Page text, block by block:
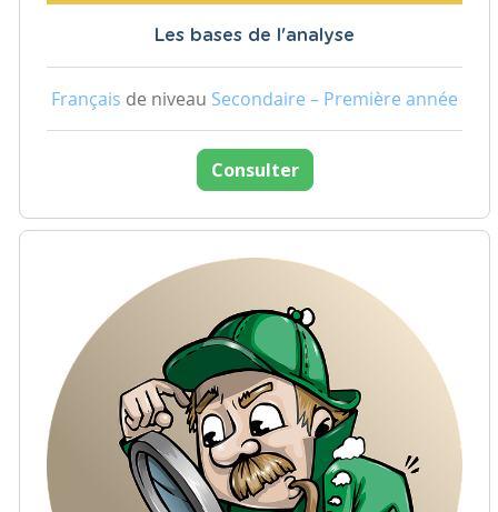
Les bases de l'analyse
Français de niveau Secondaire – Première année
Consulter